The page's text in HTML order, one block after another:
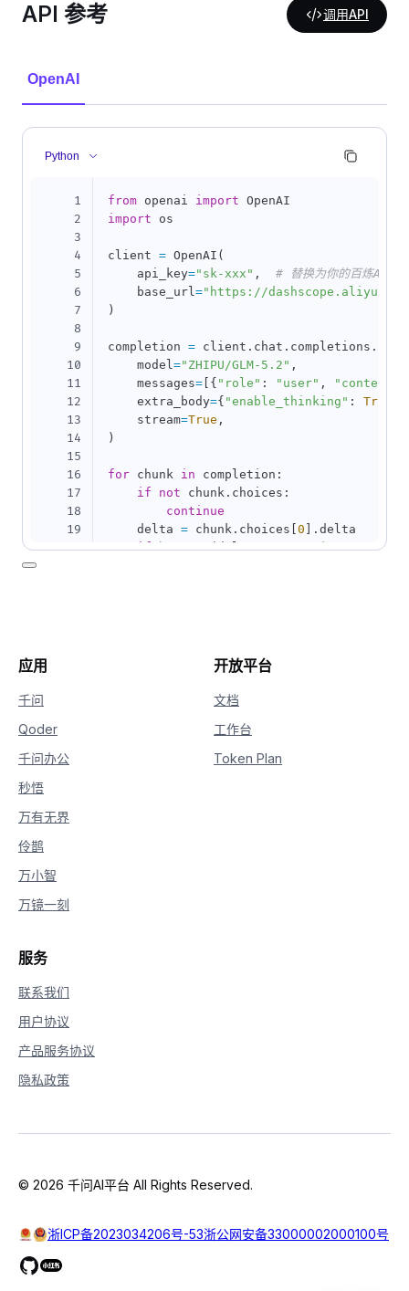
API 参考 调用API
OpenAI
Python
1
2
3
4
5
6
7
8
9
10
11
12
13
14
15
16
17
18
19
20
from openai import
import os
client = OpenAI (
    api_key
="sk-xxx" ,
# 替换为你的百炼API
    base_url
="https://
)
completion = client . chat . completions .
    model
="ZHIPU/GLM-5.2" ,
    messages
= { "role" : "user" , "content"
    extra_body
={ "enable_thinking" : True
    stream
=True ,
)
for chunk in completion :
if
not chunk . choices :
continue
    delta
= chunk . choices 0 . delta
if hasattr(delta, "reasoning_content"
应用
千问
Qoder
千问办公
秒悟
万有无界
伶鹊
万小智
万镜一刻
开放平台
文档
工作台
Token Plan
服务
联系我们
用户协议
产品服务协议
隐私政策
© 2026 千问AI平台 All Rights Reserved.
浙ICP备2023034206号-53浙公网安备33000002000100号